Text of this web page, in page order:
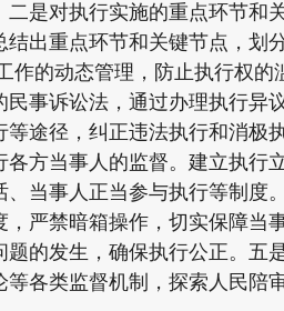
是对执行实施的重点环节和
出重点环节和关键节点，划
的动态管理，防止执行权的
事诉讼法，通过办理执行异
途径，纠正违法执行和消极
方当事人的监督。建立执行
当事人正当参与执行等制度
严禁暗箱操作，切实保障当
的发生，确保执行公正。五
各类监督机制，探索人民陪